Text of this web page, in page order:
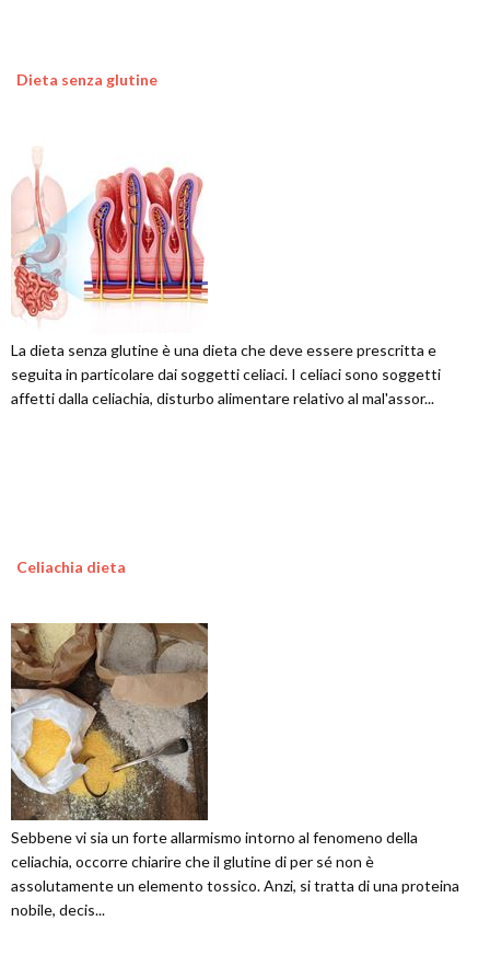
Dieta senza glutine
La dieta senza glutine è una dieta che deve essere prescritta e
seguita in particolare dai soggetti celiaci. I celiaci sono soggetti
affetti dalla celiachia, disturbo alimentare relativo al mal'assor...
Celiachia dieta
Sebbene vi sia un forte allarmismo intorno al fenomeno della
celiachia, occorre chiarire che il glutine di per sé non è
assolutamente un elemento tossico. Anzi, si tratta di una proteina
nobile, decis...